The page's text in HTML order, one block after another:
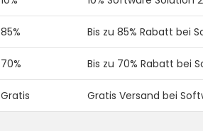
85% Bis zu 85% Rabatt bei
70% Bis zu 70% Rabatt bei
Gratis Gratis Versand bei